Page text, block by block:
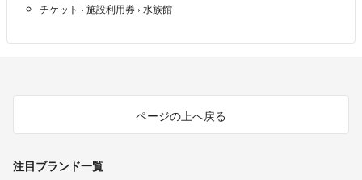
チケット › 施設利用券 › 水族館
ページの上へ戻る
注目ブランド一覧